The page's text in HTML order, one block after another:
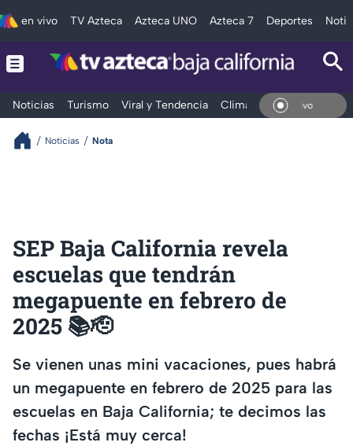
en vivo TV Azteca Azteca UNO Azteca 7 Deportes
Noticias Turismo Viral y Tendencia Clima Deportes En
Noticias Nota
SEP Baja California revela
escuelas que tendrán
megapuente en febrero de
2025 📚🫡
Se vienen unas mini vacaciones, pues habrá
un megapuente en febrero de 2025 para las
escuelas en Baja California; te decimos las
fechas ¡Está muy cerca!